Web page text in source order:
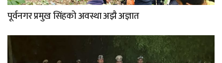
पूर्वनगर प्रमुख सिंहको अवस्था अझै अज्ञात